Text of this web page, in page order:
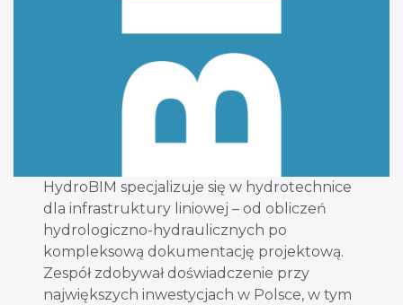
HydroBIM specjalizuje się w hydrotechnice
dla infrastruktury liniowej – od obliczeń
hydrologiczno-hydraulicznych po
kompleksową dokumentację projektową.
Zespół zdobywał doświadczenie przy
największych inwestycjach w Polsce, w tym